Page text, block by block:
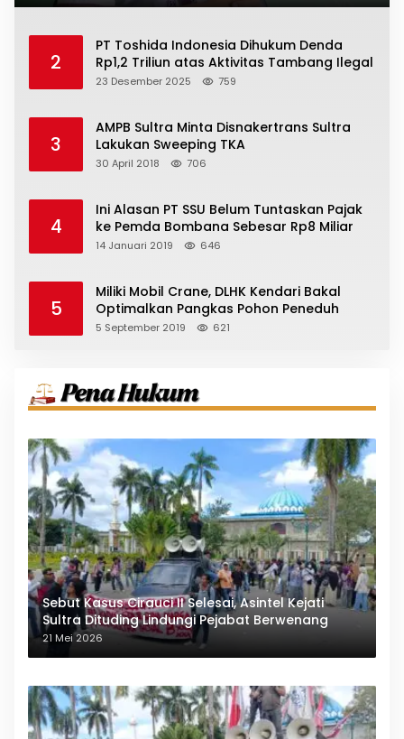
2
PT Toshida Indonesia Dihukum Denda
Rp1,2 Triliun atas Aktivitas Tambang Ilegal
23 Desember 2025 759
3
AMPB Sultra Minta Disnakertrans Sultra
Lakukan Sweeping TKA
30 April 2018 706
4
Ini Alasan PT SSU Belum Tuntaskan Pajak
ke Pemda Bombana Sebesar Rp8 Miliar
14 Januari 2019 646
5
Miliki Mobil Crane, DLHK Kendari Bakal
Optimalkan Pangkas Pohon Peneduh
5 September 2019 621
Sebut Kasus Cirauci II Selesai, Asintel Kejati
Sultra Dituding Lindungi Pejabat Berwenang
21 Mei 2026